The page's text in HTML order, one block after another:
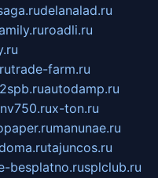
delanalad.ru
roadli.ru
trade-farm.ru
autodamp.ru
nv750.rux-ton.ru
manunae.ru
tajuncos.ru
besplatno.rusplclub.ru